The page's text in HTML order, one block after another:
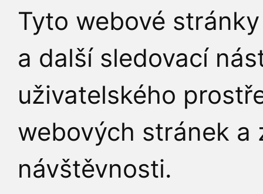
Tyto webové
a další sledovací
uživatelského
webových stránek a
návštěvnosti.